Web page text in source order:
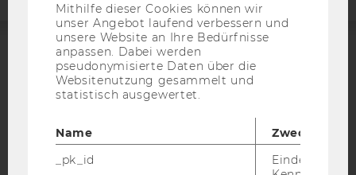
ACCREDITED BY:
EQUIS AACSB
Mithilfe dieser Cookies können wir
unser Angebot laufend verbessern und
unsere Website an Ihre Bedürfnisse
anpassen. Dabei werden
pseudonymisierte Daten über die
Websitenutzung gesammelt und
statistisch ausgewertet.
Name
Zweck
_pk_id
Eindeutige